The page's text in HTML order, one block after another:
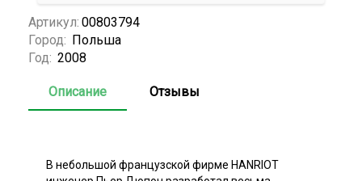
Артикул: 00803794
Город: Польша
Год: 2008
Описание Отзывы
В небольшой французской фирме HANRIOT